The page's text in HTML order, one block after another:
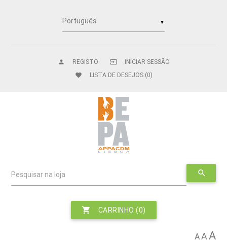
▼
REGISTO
person INICIAR SESSÃO
input
favorite
LISTA DE DESEJOS (0)
Pesquisar na loja search
CARRINHO (0)
shopping_cart
AAA